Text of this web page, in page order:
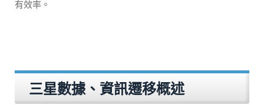
有效率。
三星數據、資訊遷移概述